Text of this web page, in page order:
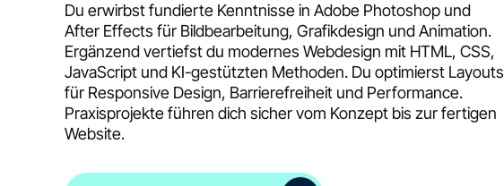
Du erwirbst fundierte Kenntnisse in Adobe Photoshop und
After Effects für Bildbearbeitung, Grafikdesign und Animation.
Ergänzend vertiefst du modernes Webdesign mit HTML, CSS,
JavaScript und KI-gestützten Methoden. Du optimierst Layouts
für Responsive Design, Barrierefreiheit und Performance.
Praxisprojekte führen dich sicher vom Konzept bis zur fertigen
Website.